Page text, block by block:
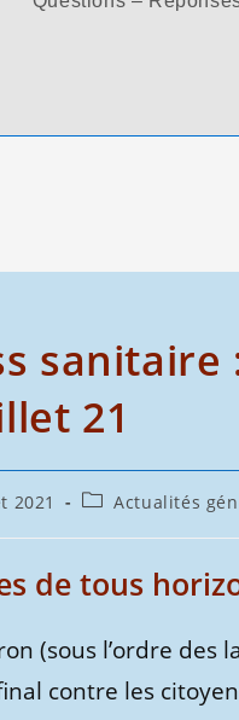
sanitaire
21
2021
PostActualités
de tous
(sous l’ordre
contre les